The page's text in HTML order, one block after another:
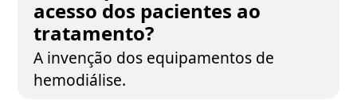
acesso dos pacientes ao
tratamento?
A invenção dos equipamentos de
hemodiálise.